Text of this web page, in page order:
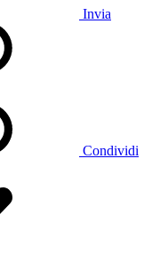
Invia
Condividi